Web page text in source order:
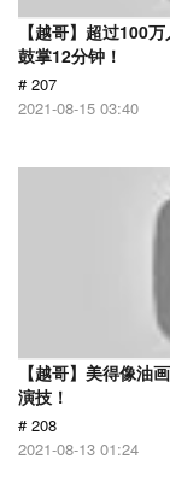
【越哥】超过100
鼓掌12分钟！
# 207
2021-08-15 03:40
【越哥】美得像油
演技！
# 208
2021-08-13 01:24